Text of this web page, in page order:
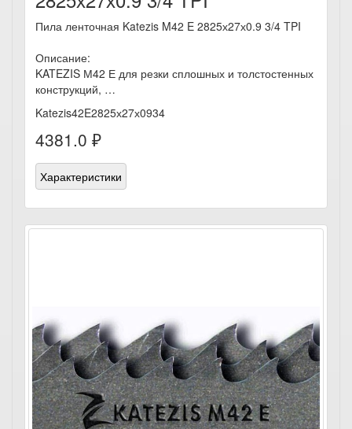
Пила ленточная Katezis M42 E 2825х27х0.9 3/4 TPI
Описание:
KATEZIS М42 Е для резки сплошных и толстостенных
конструкций, …
Katezis42E2825х27х0934
4381.0 ₽
Характеристики